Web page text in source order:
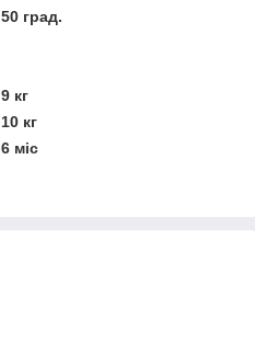
50 град.
9 кг
10 кг
6 міс